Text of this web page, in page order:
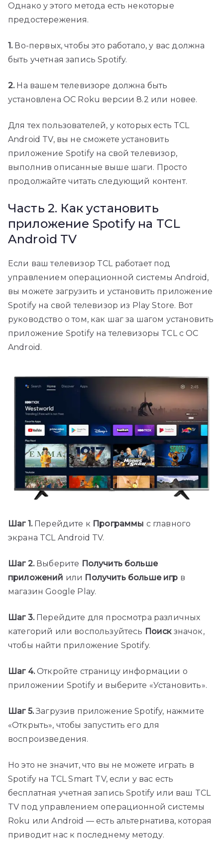
Однако у этого метода есть некоторые
предостережения.
1.Во-первых, чтобы это работало, у вас должна
быть учетная запись Spotify.
2.На вашем телевизоре должна быть
установлена ​​ОС Roku версии 8.2 или новее.
Для тех пользователей, у которых есть TCL
Android TV, вы не сможете установить
приложение Spotify на свой телевизор,
выполнив описанные выше шаги. Просто
продолжайте читать следующий контент.
Часть 2. Как установить
приложение Spotify на TCL
Android TV
Если ваш телевизор TCL работает под
управлением операционной системы Android,
вы можете загрузить и установить приложение
Spotify на свой телевизор из Play Store. Вот
руководство о том, как шаг за шагом установить
приложение Spotify на телевизоры TCL с ОС
Android.
Шаг 1.Перейдите к Программы с главного
экрана TCL Android TV.
Шаг 2.Выберите Получить больше
приложений или Получить больше игр в
магазин Google Play.
Шаг 3.Перейдите для просмотра различных
категорий или воспользуйтесь Поискзначок,
чтобы найти приложение Spotify.
Шаг 4.Откройте страницу информации о
приложении Spotify и выберите «Установить».
Шаг 5.Загрузив приложение Spotify, нажмите
«Открыть», чтобы запустить его для
воспроизведения.
Но это не значит, что вы не можете играть в
Spotify на TCL Smart TV, если у вас есть
бесплатная учетная запись Spotify или ваш TCL
TV под управлением операционной системы
Roku или Android — есть альтернатива, которая
приводит нас к последнему методу.